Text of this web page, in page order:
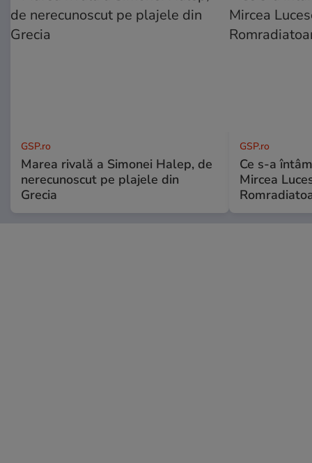
GSP.ro
Marea rivală a Simonei Halep, de
nerecunoscut pe plajele din
Grecia
GSP.ro
Ce s-a
Mircea